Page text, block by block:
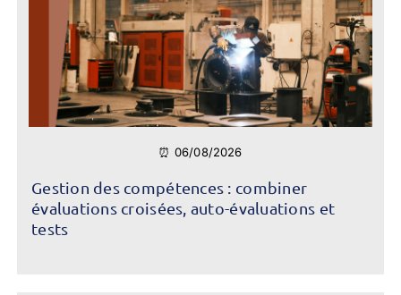
⏰ 06/08/2026
Gestion des compétences : combiner
évaluations croisées, auto-évaluations et
tests